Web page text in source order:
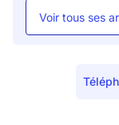
Voir tous ses